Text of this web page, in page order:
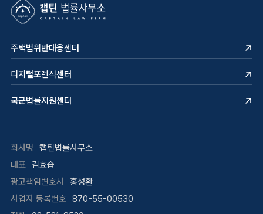
주택법위반대응센터
디지털포렌식센터
국군법률지원센터
회사명
캡틴법률사무소
대표
김효습
광고책임변호사 홍성환
사업자 등록번호 870-55-00530